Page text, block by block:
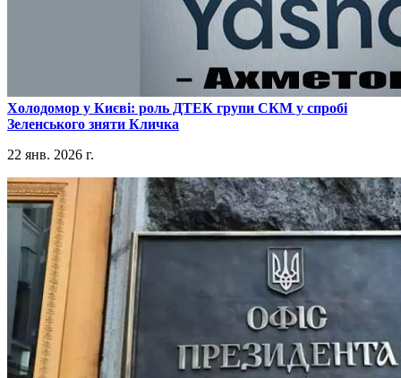
​Холодомор у Києві: роль ДТЕК групи СКМ у спробі
Зеленського зняти Кличка
22 янв. 2026 г.